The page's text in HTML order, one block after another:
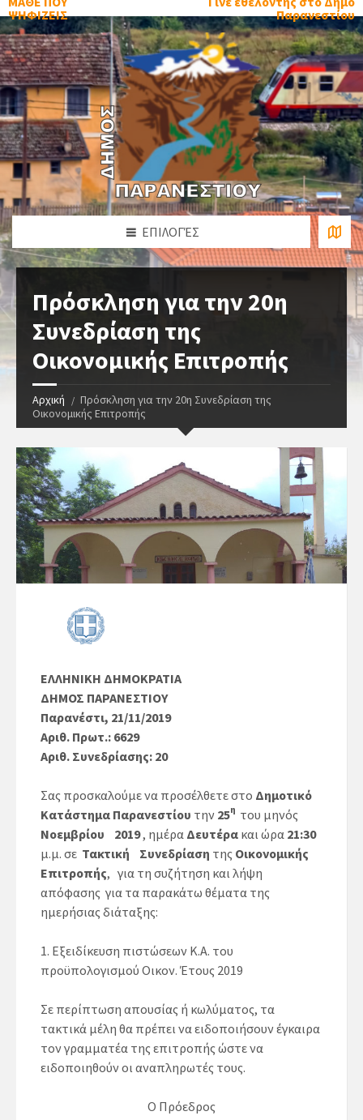
ΨΗΦΙΖΕΙΣ
Παρανεστίου
ΕΠΙΛΟΓΈΣ
Πρόσκληση για την 20η
Συνεδρίαση της
Οικονομικής Επιτροπής
Αρχική
Πρόσκληση για την 20η Συνεδρίαση της
Οικονομικής Επιτροπής
ΕΛΛΗΝΙΚΗ ΔΗΜΟΚΡΑΤΙΑ
ΔΗΜΟΣ ΠΑΡΑΝΕΣΤΙΟΥ
Παρανέστι, 21/11/2019
Αριθ. Πρωτ.: 6629
Αριθ. Συνεδρίασης: 20
Σας προσκαλούμε να προσέλθετε στο Δημοτικό
Κατάστημα Παρανεστίου την 25η του μηνός
Νοεμβρίου 2019, ημέρα Δευτέρα και ώρα 21:30
μ.μ. σε Τακτική Συνεδρίαση της Οικονομικής
Επιτροπής, για τη συζήτηση και λήψη
απόφασης για τα παρακάτω θέματα της
ημερήσιας διάταξης:
1. Εξειδίκευση πιστώσεων Κ.Α. του
προϋπολογισμού Οικον. Έτους 2019
Σε περίπτωση απουσίας ή κωλύματος, τα
τακτικά μέλη θα πρέπει να ειδοποιήσουν έγκαιρα
τον γραμματέα της επιτροπής ώστε να
ειδοποιηθούν οι αναπληρωτές τους.
Ο Πρόεδρος